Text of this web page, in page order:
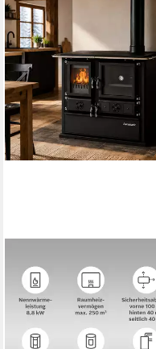
Festbrennstoffherd Cook
Premium Pure Black
8,9 kW
Nennwärmeleistung
86 % Wirkungsgrad
170 m³
max. Raumheizvermögen